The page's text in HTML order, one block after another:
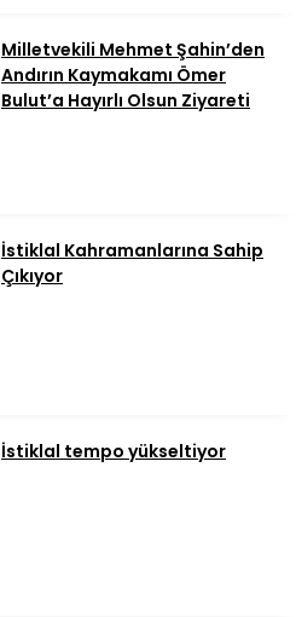
Milletvekili Mehmet Şahin’den
Andırın Kaymakamı Ömer
Bulut’a Hayırlı Olsun Ziyareti
İstiklal Kahramanlarına Sahip
Çıkıyor
İstiklal tempo yükseltiyor